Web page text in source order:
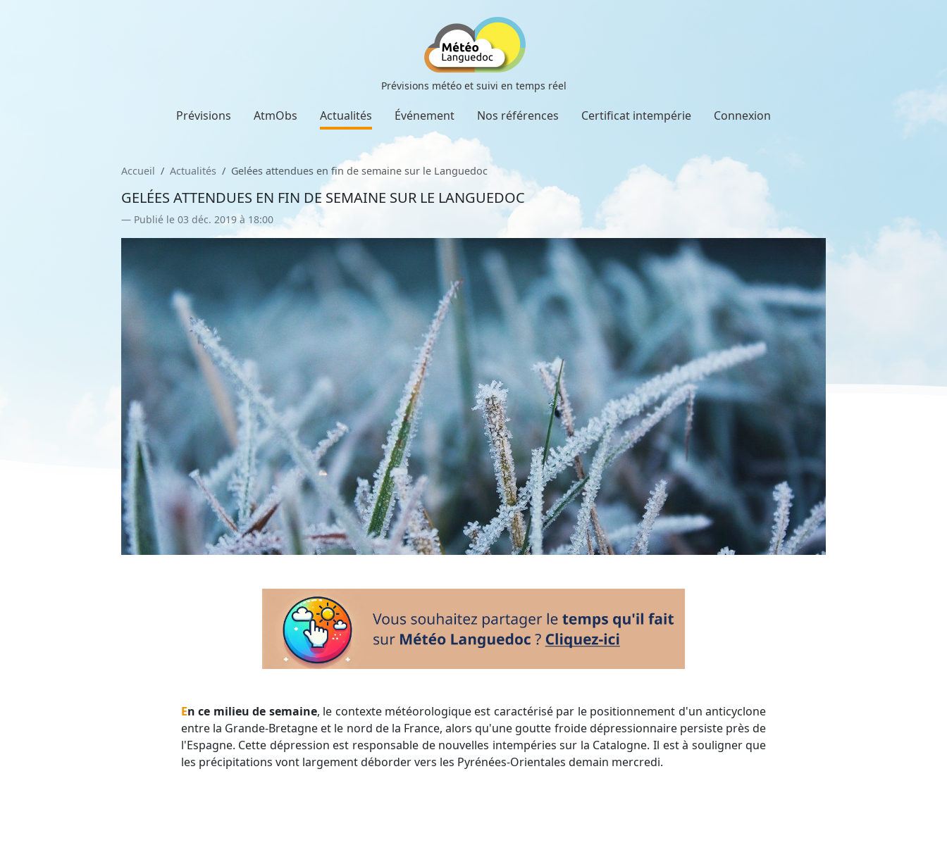
Prévisions météo et suivi en temps réel
Prévisions AtmObs Actualités Événement Nos références Certificat intempérie Connexion
Accueil Actualités Gelées attendues en fin de semaine sur le Languedoc
GELÉES ATTENDUES EN FIN DE SEMAINE SUR LE LANGUEDOC
Publié le 03 déc. 2019 à 18:00
En ce milieu de semaine, le contexte météorologique est caractérisé par le positionnement d'un anticyclone
entre la Grande-Bretagne et le nord de la France, alors qu'une goutte froide dépressionnaire persiste près de
l'Espagne. Cette dépression est responsable de nouvelles intempéries sur la Catalogne. Il est à souligner que
les précipitations vont largement déborder vers les Pyrénées-Orientales demain mercredi.